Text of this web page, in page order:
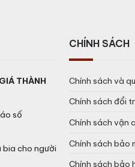
THÀNH
số
bia cho người
CHÍNH SÁCH
Chính sách và
Chính sách đổi
Chính sách vận
Chính sách bảo
Chính sách bảo